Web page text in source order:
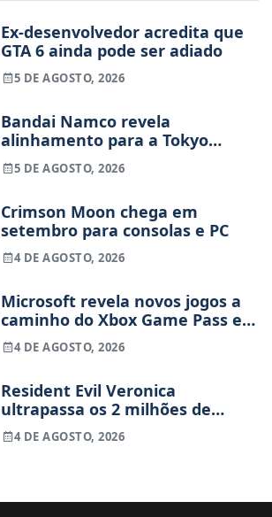
Ex-desenvolvedor acredita que
GTA 6 ainda pode ser adiado
5 DE AGOSTO, 2026
Bandai Namco revela
alinhamento para a Tokyo
Game Show 2026
5 DE AGOSTO, 2026
Crimson Moon chega em
setembro para consolas e PC
4 DE AGOSTO, 2026
Microsoft revela novos jogos a
caminho do Xbox Game Pass em
agosto
4 DE AGOSTO, 2026
Resident Evil Veronica
ultrapassa os 2 milhões de
wishlists
4 DE AGOSTO, 2026